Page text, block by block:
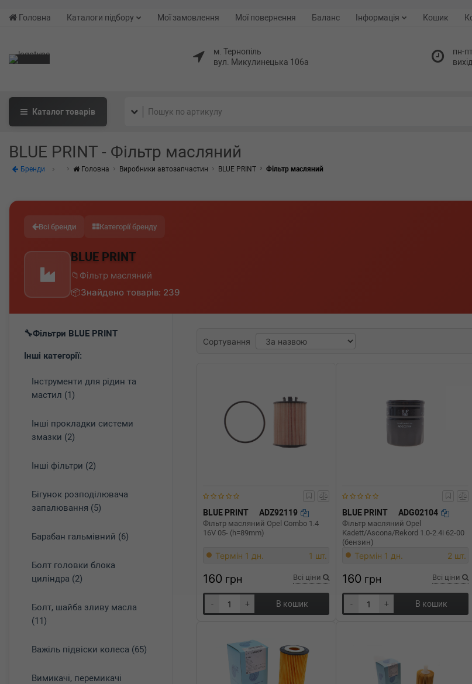
Головна Каталоги підбору Мої замовлення Мої повернення Баланс Інформація Кошик
м. Тернопіль
вул. Микулинецька 106а
пн-
Каталогтоварів
BLUE PRINT - Фільтр масляний
Бренди Головна Виробники автозапчастин BLUE PRINT Фільтр масляний
Всі бренди Категорії бренду
BLUE PRINT
Фільтр масляний
Знайдено товарів: 239
Фільтри BLUE PRINT
Інші категорії:
Інструменти для рідин та
мастил (1)
Інші прокладки системи
змазки (2)
Інші фільтри (2)
Бігунок розподілювача
запалювання (5)
Барабан гальмівний (6)
Болт головки блока
циліндра (2)
Болт, шайба зливу масла
(11)
Важіль підвіски колеса (65)
Вимикачі, перемикачі
Сортування
BLUE PRINT ADZ92119
Фільтр масляний Opel Combo 1.4
16V 05- (h=89mm)
Термін 1 дн. 1 шт.
160 грн Всі ціни
- + В кошик
BLUE PRINT ADG02104
Фільтр масляний Opel
Kadett/Ascona/Rekord 1.0-2.4i 62-00
(бензин)
Термін 1 дн. 2 шт.
160 грн Всі ціни
- + В кошик